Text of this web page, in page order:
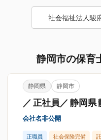
社会福祉法人駿
静岡市の保育
静岡県 静岡市
／ 正社員／ 静岡県
会社名非公開
正職員 社会保険完備